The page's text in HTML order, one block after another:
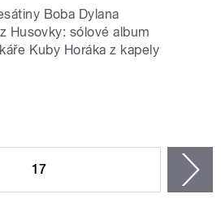
Boba Dylana
Husovky: sólové album
Kuby Horáka z kapely
17